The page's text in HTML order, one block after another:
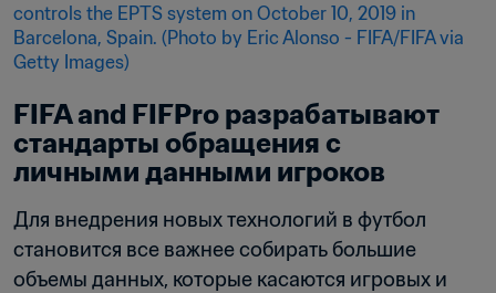
FIFA and FIFPro разрабатывают
стандарты обращения с
личными данными игроков
Для внедрения новых технологий в футбол
становится все важнее собирать большие
объемы данных, которые касаются игровых и